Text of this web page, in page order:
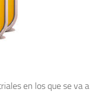
en los que se va a